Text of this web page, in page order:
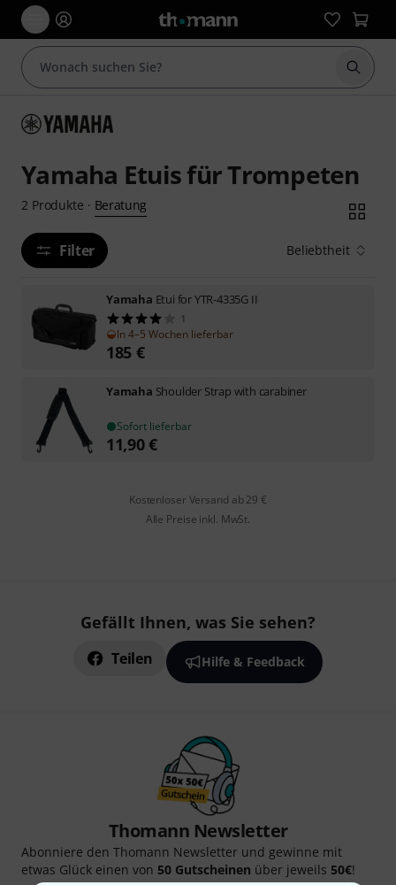
Suche
Yamaha Etuis für Trompeten
2 Produkte · Beratung
Filter Beliebtheit
Yamaha Etui for YTR-4335G II
1
In 4–5 Wochen lieferbar
185 €
Yamaha Shoulder Strap with carabiner
Sofort lieferbar
11,90€
Kostenloser Versand ab 29 €
Alle Preise inkl. MwSt.
Gefällt Ihnen, was Sie sehen?
Teilen Hilfe & Feedback
Thomann Newsletter
Abonniere den Thomann Newsletter und gewinne mit
etwas Glück einen von 50 Gutscheinen über jeweils 50€!